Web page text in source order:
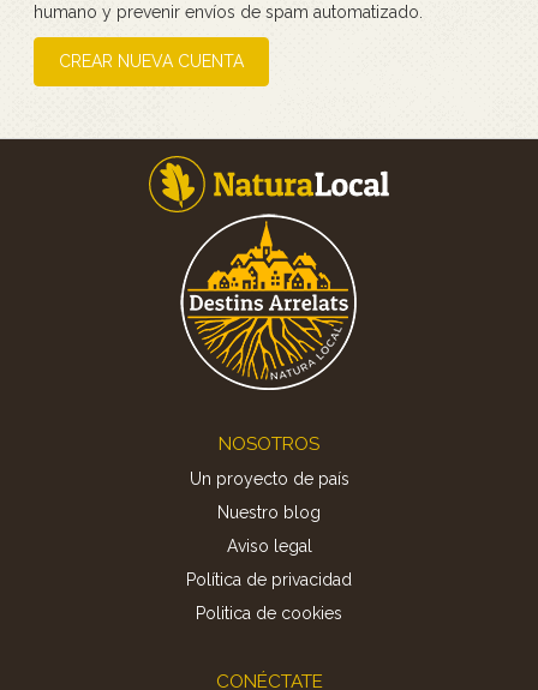
humano y prevenir envíos de spam automatizado.
CREAR NUEVA CUENTA
NOSOTROS
Un proyecto de país
Nuestro blog
Aviso legal
Política de privacidad
Politica de cookies
CONÉCTATE